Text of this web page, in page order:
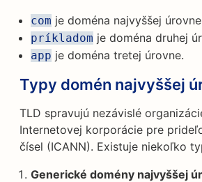
com je doména najvyššej
príkladom je doména druhej
app je doména tretej úrovne.
Typy domén najvyššej
TLD spravujú nezávislé
Internetovej korporácie pre
čísel (ICANN). Existuje niekoľko
Generické domény najvyššej